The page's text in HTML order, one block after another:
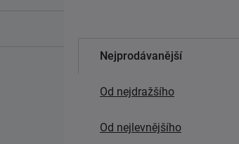
Nejprodávanější
Od nejdražšího
Od nejlevnějšího